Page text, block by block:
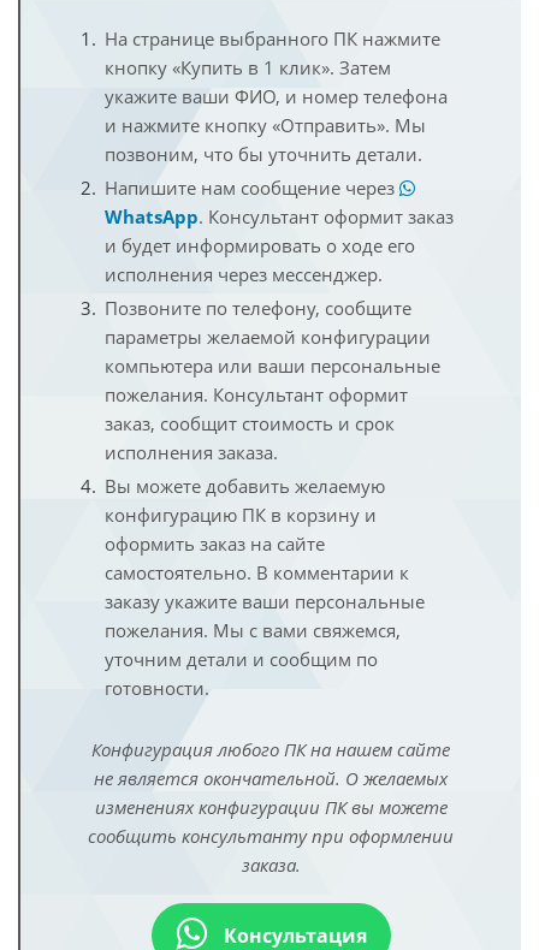
На странице выбранного ПК нажмите
кнопку «Купить в 1 клик». Затем
укажите ваши ФИО, и номер телефона
и нажмите кнопку «Отправить». Мы
позвоним, что бы уточнить детали.
Напишите нам сообщение через
WhatsApp. Консультант оформит заказ
и будет информировать о ходе его
исполнения через мессенджер.
Позвоните по телефону, сообщите
параметры желаемой конфигурации
компьютера или ваши персональные
пожелания. Консультант оформит
заказ, сообщит стоимость и срок
исполнения заказа.
Вы можете добавить желаемую
конфигурацию ПК в корзину и
оформить заказ на сайте
самостоятельно. В комментарии к
заказу укажите ваши персональные
пожелания. Мы с вами свяжемся,
уточним детали и сообщим по
готовности.
Конфигурация любого ПК на нашем сайте
не является окончательной. О желаемых
изменениях конфигурации ПК вы можете
сообщить консультанту при оформлении
заказа.
Консультация